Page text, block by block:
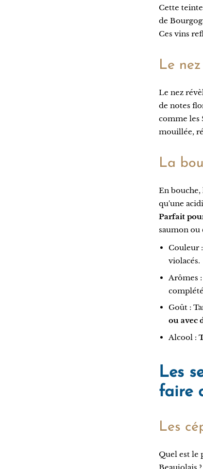
Cette
de
Ces vins
Le
Le nez
de notes
comme les
mouillée,
La
En bouche,
qu'une
Parfait
saumon ou
Couleur :
violacés.
Arômes :
Goût :
ou avec
Alcool :
Les
faire
Les
Quel est le